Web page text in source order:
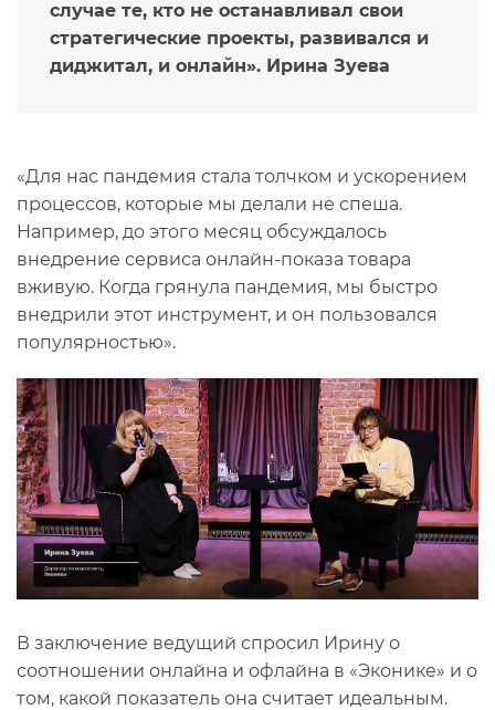
случае те, кто не останавливал свои
стратегические проекты, развивался и
диджитал, и онлайн». Ирина Зуева
«Для нас пандемия стала толчком и ускорением
процессов, которые мы делали не спеша.
Например, до этого месяц обсуждалось
внедрение сервиса онлайн-показа товара
вживую. Когда грянула пандемия, мы быстро
внедрили этот инструмент, и он пользовался
популярностью».
В заключение ведущий спросил Ирину о
соотношении онлайна и офлайна в «Эконике» и о
том, какой показатель она считает идеальным.